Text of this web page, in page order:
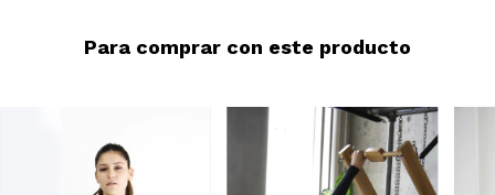
Para comprar con este producto